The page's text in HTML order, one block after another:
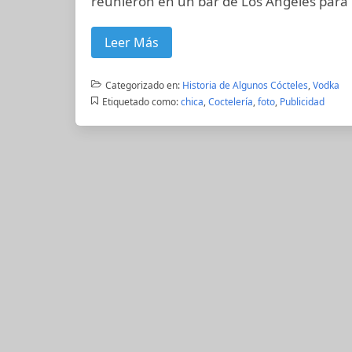
Leer Más
Categorizado en: Historia de Algunos Cócteles,Vodka
Etiquetado como: chica,Coctelería,foto, Publicidad